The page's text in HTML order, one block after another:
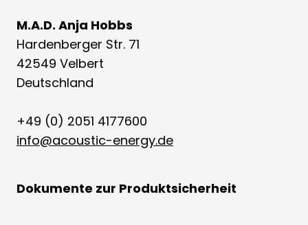
M.A.D. Anja Hobbs
Hardenberger Str. 71
42549 Velbert
Deutschland
+49 (0) 2051 4177600
info@acoustic-energy.de
Dokumente zur Produktsicherheit